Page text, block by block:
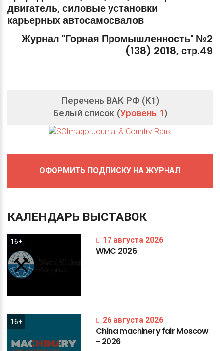
двигатель,силовыеустановки
карьерныхавтосамосвалов
Журнал "Горная Промышленность" №2
(138) 2018,стр.49
Перечень ВАК РФ (K1)
Белый список (Уровень 1)
ОФОРМИТЬ ПОДПИСКУ НА ЖУРНАЛ
КАЛЕНДАРЬ ВЫСТАВОК
16+ 17 августа 2026
WMC 2026
16+ 26 августа 2026
ChinamachineryfairMoscow
- 2026